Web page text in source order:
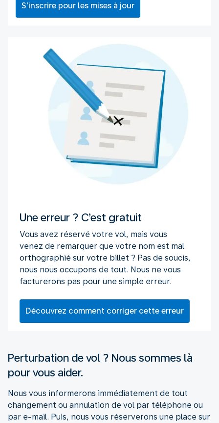
S'inscrire pour les mises à jour
Une erreur ? C’est gratuit
Vous avez réservé votre vol, mais vous
venez de remarquer que votre nom est mal
orthographié sur votre billet ? Pas de soucis,
nous nous occupons de tout. Nous ne vous
facturerons pas pour une simple erreur.
Découvrez comment corriger cette erreur
Perturbation de vol ? Nous sommes là
pour vous aider.
Nous vous informerons immédiatement de tout
changement ou annulation de vol par téléphone ou
par e-mail. Puis, nous vous réserverons une place sur